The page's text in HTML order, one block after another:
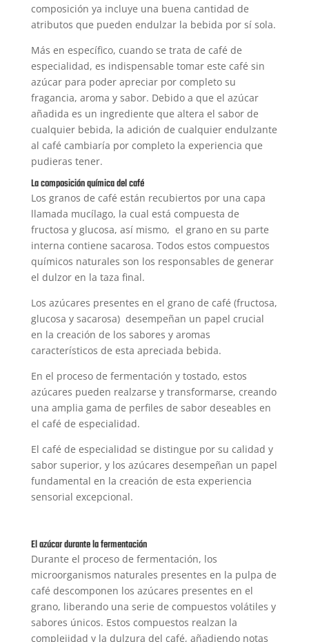
composición ya incluye una buena cantidad de
atributos que pueden endulzar la bebida por sí sola.
Más en específico, cuando se trata de café de
especialidad, es indispensable tomar este café sin
azúcar para poder apreciar por completo su
fragancia, aroma y sabor. Debido a que el azúcar
añadida es un ingrediente que altera el sabor de
cualquier bebida, la adición de cualquier endulzante
al café cambiaría por completo la experiencia que
pudieras tener.
La composición química del café
Los granos de café están recubiertos por una capa
llamada mucílago, la cual está compuesta de
fructosa y glucosa, así mismo, el grano en su parte
interna contiene sacarosa. Todos estos compuestos
químicos naturales son los responsables de generar
el dulzor en la taza final.
Los azúcares presentes en el grano de café (fructosa,
glucosa y sacarosa) desempeñan un papel crucial
en la creación de los sabores y aromas
característicos de esta apreciada bebida.
En el proceso de fermentación y tostado, estos
azúcares pueden realzarse y transformarse, creando
una amplia gama de perfiles de sabor deseables en
el café de especialidad.
El café de especialidad se distingue por su calidad y
sabor superior, y los azúcares desempeñan un papel
fundamental en la creación de esta experiencia
sensorial excepcional.
El azúcar durante la fermentación
Durante el proceso de fermentación, los
microorganismos naturales presentes en la pulpa de
café descomponen los azúcares presentes en el
grano, liberando una serie de compuestos volátiles y
sabores únicos. Estos compuestos realzan la
complejidad y la dulzura del café, añadiendo notas